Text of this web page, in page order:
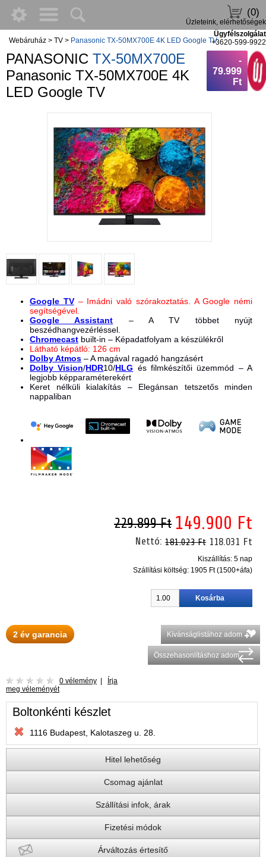
(0)
Üzleteink, elérhetőségek
Ügyfélszolgálat
+3620-599-9922
Webáruház > TV > Panasonic TX-50MX700E 4K LED Google TV
PANASONIC TX-50MX700E
Panasonic TX-50MX700E 4K
LED Google TV
-
79.999
Ft
Google TV– Imádni való szórakoztatás. A Google némi
segítségével.
Google Assistant – A TV többet nyújt
beszédhangvezérléssel.
Chromecast built-in – Képadatfolyam a készülékről
Látható képátló: 126 cm
Dolby Atmos – A magával ragadó hangzásért
Dolby Vision/HDR10/HLG és filmkészítői üzemmód – A
legjobb képparaméterekért
Keret nélküli kialakítás – Elegánsan tetszetős minden
nappaliban
229.899 Ft 149.900 Ft
Nettó:181.023 Ft 118.031 Ft
Kiszállítás: 5 nap
Szállítási költség: 1905 Ft (1500+áfa)
2 év garancia Kívánságlistához adom
Összehasonlításhoz adom
0 vélemény | Írja
meg véleményét
Boltonkénti készlet
1116 Budapest, Kalotaszeg u. 28.
Hitel lehetőség
Csomag ajánlat
Szállítási infok, árak
Fizetési módok
Árváltozás értesítő